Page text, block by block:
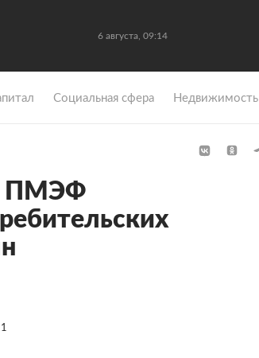
6 августа, 09:14
Социальная сфера Недвижимость
ПМЭФ